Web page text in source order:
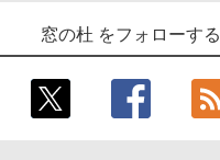
窓の杜 をフォローする